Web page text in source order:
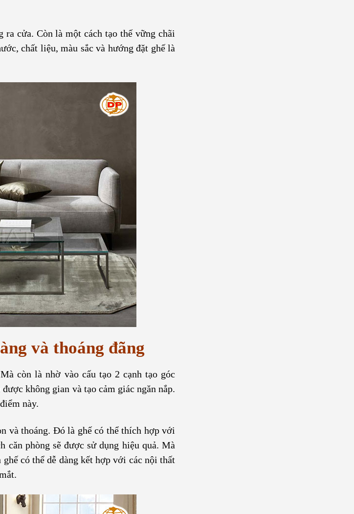
ra cửa. Còn là một cách tạo thế vững chãi
chất liệu, màu sắc và hướng đặt ghế là
và thoáng đãng
còn là nhờ vào cấu tạo 2 cạnh tạo góc
không gian và tạo cảm giác ngăn nắp.
này.
và thoáng. Đó là ghế có thể thích hợp với
phòng sẽ được sử dụng hiệu quả. Mà
có thể dễ dàng kết hợp với các nội thất